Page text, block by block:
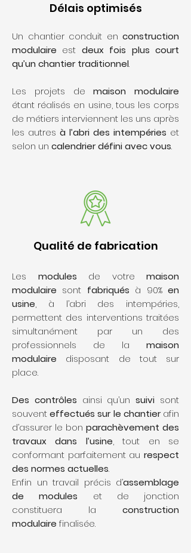
Délais optimisés
Un chantier conduit en construction
modulaire est deux fois plus court
qu’un chantier traditionnel.
Les projets demaison modulaire
étant réalisés en usine, tous les corps
de métiers interviennent les uns après
les autres à l’abri des intempéries et
selon un calendrier défini avec vous.
Qualité de fabrication
Les modules de votre maison
modulaire sont fabriqués à 90%en
usine, à l’abri des intempéries,
permettent des interventions traitées
simultanément par un des
professionnels de la maison
modulaire disposant de tout sur
place.
Des contrôles ainsi qu’unsuivi sont
souventeffectués sur le chantierafin
d’assurer le bon parachèvement des
travaux dans l’usine, tout en se
conformant parfaitement au respect
des normes actuelles.
Enfin un travail précis d’assemblage
de modules et de jonction
constituera la construction
modulaire finalisée.